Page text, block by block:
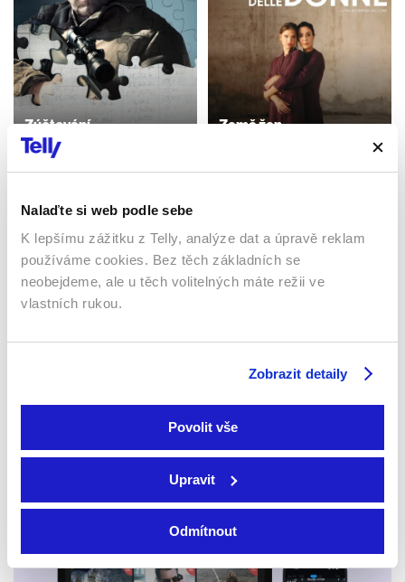
Nalaďte si web podle sebe
K lepšímu zážitku z Telly, analýze dat a úpravě reklam
používáme cookies. Bez těch základních se
neobejdeme, ale u těch volitelných máte režii ve
vlastních rukou.
Zobrazit detaily
Povolit vše
Upravit
Odmítnout
Zúčtování
2016 | USA | 128 min
Filmy / Drama / Akční
Země žen
Sledujte kdekoliv až na 6 zařízeních
Sledovat internetovou televizi jde odkudkoliv
po celé EU, a to až na 6 zařízeních.
Smart TV - Android, Google, Samsung, LG, VIDAA